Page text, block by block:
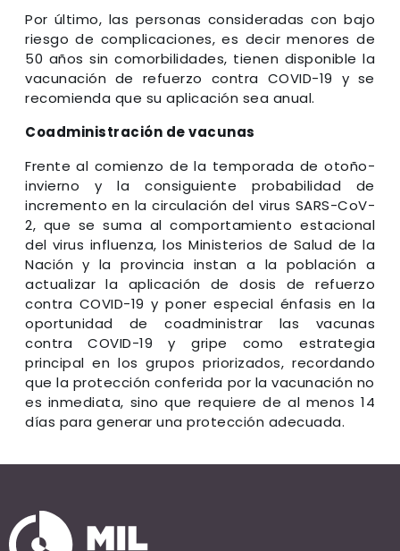
Por último, las personas consideradas con bajo
riesgo de complicaciones, es decir menores de
50 años sin comorbilidades, tienen disponible la
vacunación de refuerzo contra COVID-19 y se
recomienda que su aplicación sea anual.
Coadministración de vacunas
Frente al comienzo de la temporada de otoño-
invierno y la consiguiente probabilidad de
incremento en la circulación del virus SARS-CoV-
2, que se suma al comportamiento estacional
del virus influenza, los Ministerios de Salud de la
Nación y la provincia instan a la población a
actualizar la aplicación de dosis de refuerzo
contra COVID-19 y poner especial énfasis en la
oportunidad de coadministrar las vacunas
contra COVID-19 y gripe como estrategia
principal en los grupos priorizados, recordando
que la protección conferida por la vacunación no
es inmediata, sino que requiere de al menos 14
días para generar una protección adecuada.